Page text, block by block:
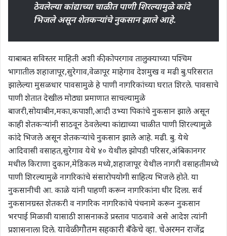
ठेवलेल्या कांद्याच्या चाळीत पाणी शिरल्यामुळे कांदे
भिजले असून शेतकऱ्यांचे नुकसान झाले आहे.
याबाबत सविस्तर माहिती अशी की,कोपरगाव तालुक्याच्या पश्चिम
भागातील शहाजापूर,सुरेगाव,वेळापूर माहेगाव देशमुख व मढी बु.परिसरात
झालेल्या मुसळधार पावसामुळे हे पाणी नागरिकांच्या घरात शिरले. पावसाचे
पाणी शेतात देखील मोठ्या प्रमाणात साचल्यामुळे
बाजरी,सोयाबीन,मका,कपाशी,आदी उभ्या पिकांचे नुकसान झाले असून
काही शेतकऱ्यांनी साठवून ठेवलेल्या कांद्याच्या चाळीत पाणी शिरल्यामुळे
कांदे भिजले असून शेतकऱ्यांचे नुकसान झाले आहे. मढी. बु. येथे
आदिवासी वसाहत,सुरेगाव येथे ४० येथील झोपडी परिसर,अंबिकानगर
मधील किराणा दुकान,मेडिकल मध्ये,शहाजापूर येथील नागरी वसाहतीमध्ये
पाणी शिरल्यामुळे नागरिकांचे संसारोपयोगी साहित्य भिजले होते. या
नुकसानीची आ. काळे यांनी पाहणी करून नागरिकांना धीर दिला. सर्व
नुकसानग्रस्त शेतकरी व नागरिक नागरिकांचे पंचनामे करून नुकसान
भरपाई मिळावी यासाठी शासनाकडे प्रस्ताव पाठवावे असे आदेश त्यांनी
प्रशासनाला दिले. यावेळी गौतम सहकारी बँकेचे व्हा. चेअरमन राजेंद्र